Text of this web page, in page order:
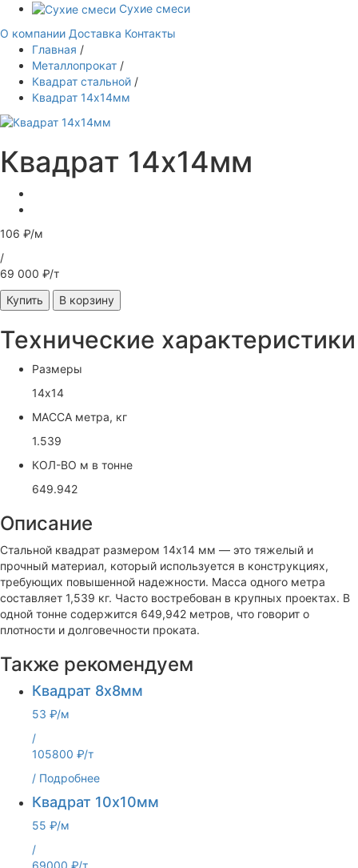
Сухие смеси
О компании Доставка Контакты
Главная /
Металлопрокат /
Квадрат стальной /
Квадрат 14х14мм
Квадрат 14х14мм
106 ₽/м
/
69 000 ₽/т
Купить
В корзину
Технические характеристики
Размеры
14х14
МАССА метра, кг
1.539
КОЛ-ВО м в тонне
649.942
Описание
Стальной квадрат размером 14х14 мм — это тяжелый и
прочный материал, который используется в конструкциях,
требующих повышенной надежности. Масса одного метра
составляет 1,539 кг. Часто востребован в крупных проектах. В
одной тонне содержится 649,942 метров, что говорит о
плотности и долговечности проката.
Также рекомендуем
Квадрат 8х8мм
53 ₽/м
/
105800 ₽/т
/ Подробнее
Квадрат 10х10мм
55 ₽/м
/
69000 ₽/т